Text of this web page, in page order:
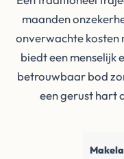
maanden
onverwachte kosten
biedt een menselijk
betrouwbaar bod
een gerust hart